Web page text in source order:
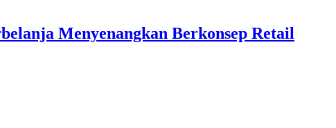
Menyenangkan Berkonsep Retail